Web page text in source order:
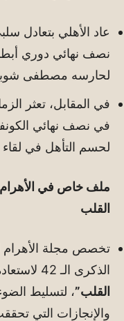
عاد الأهلي بتعادل
نصف نهائي دوري
لحارسه مصطفى
في المقابل، تعثر
في نصف نهائي
لحسم التأهل في
القلب
تخصص مجلة الأهرام
الذكرى الـ 42 لاستعادة سيناء، تحت عنوان
القلب”، لتسليط
والإنجازات التي